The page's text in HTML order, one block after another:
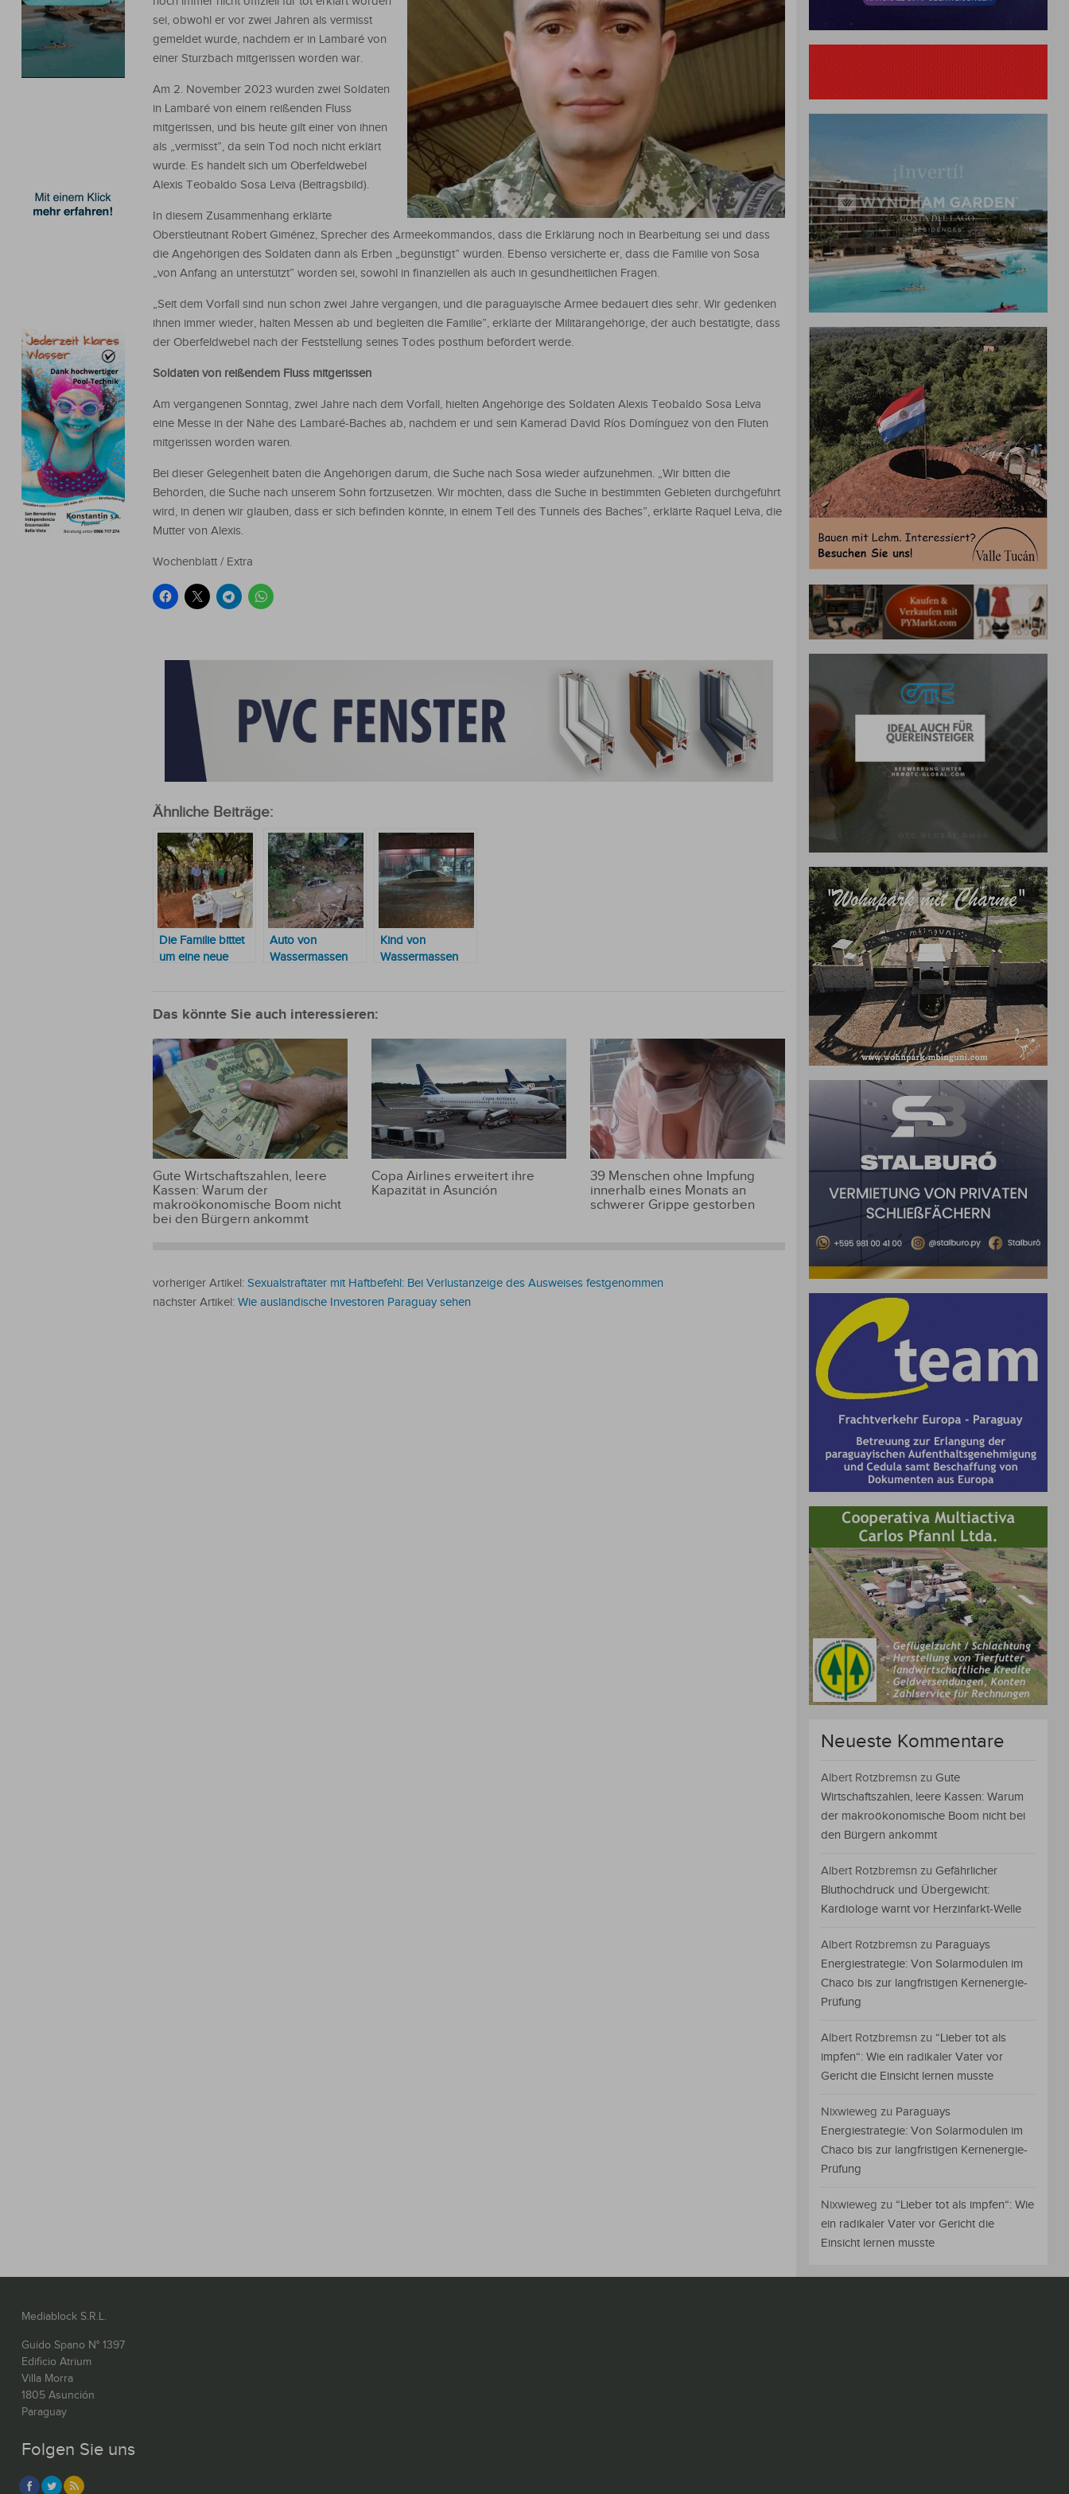
sei, obwohl er vor zwei Jahren als vermisst
gemeldet wurde, nachdem er in Lambaré von
einer Sturzbach mitgerissen worden war.
Am 2. November 2023 wurden zwei Soldaten
in Lambaré von einem reißenden Fluss
mitgerissen, und bis heute gilt einer von ihnen
als „vermisst”, da sein Tod noch nicht erklärt
wurde. Es handelt sich um Oberfeldwebel
Alexis Teobaldo Sosa Leiva (Beitragsbild).
In diesem Zusammenhang erklärte
Oberstleutnant Robert Giménez, Sprecher des Armeekommandos, dass die Erklärung noch in Bearbeitung sei und dass
die Angehörigen des Soldaten dann als Erben „begünstigt” würden. Ebenso versicherte er, dass die Familie von Sosa
„von Anfang an unterstützt” worden sei, sowohl in finanziellen als auch in gesundheitlichen Fragen.
„Seit dem Vorfall sind nun schon zwei Jahre vergangen, und die paraguayische Armee bedauert dies sehr. Wir gedenken
ihnen immer wieder, halten Messen ab und begleiten die Familie”, erklärte der Militärangehörige, der auch bestätigte, dass
der Oberfeldwebel nach der Feststellung seines Todes posthum befördert werde.
Soldaten von reißendem Fluss mitgerissen
Am vergangenen Sonntag, zwei Jahre nach dem Vorfall, hielten Angehörige des Soldaten Alexis Teobaldo Sosa Leiva
eine Messe in der Nähe des Lambaré-Baches ab, nachdem er und sein Kamerad David Ríos Domínguez von den Fluten
mitgerissen worden waren.
Bei dieser Gelegenheit baten die Angehörigen darum, die Suche nach Sosa wieder aufzunehmen. „Wir bitten die
Behörden, die Suche nach unserem Sohn fortzusetzen. Wir möchten, dass die Suche in bestimmten Gebieten durchgeführt
wird, in denen wir glauben, dass er sich befinden könnte, in einem Teil des Tunnels des Baches”, erklärte Raquel Leiva, die
Mutter von Alexis.
Wochenblatt / Extra
Ähnliche Beiträge:
Die Familie bittet
um eine neue
Soldaten, der von
Überschwemmung
in Lambaré
fortgerissen
wurde
Auto von
Wassermassen
vermisstes Kind
Kind von
Wassermassen
Das könnte Sie auch interessieren:
Gute Wirtschaftszahlen, leere
Kassen: Warum der
makroökonomische Boom nicht
bei den Bürgern ankommt
Copa Airlines erweitert ihre
Kapazität in Asunción
39 Menschen ohne Impfung
innerhalb eines Monats an
schwerer Grippe gestorben
vorheriger Artikel: Sexualstraftäter mit Haftbefehl: Bei Verlustanzeige des Ausweises festgenommen
nächster Artikel: Wie ausländische Investoren Paraguay sehen
Neueste Kommentare
Albert Rotzbremsn zu Gute
Wirtschaftszahlen, leere Kassen: Warum
der makroökonomische Boom nicht bei
den Bürgern ankommt
Albert Rotzbremsn zu Gefährlicher
Bluthochdruck und Übergewicht:
Kardiologe warnt vor Herzinfarkt-Welle
Albert Rotzbremsn zu Paraguays
Energiestrategie: Von Solarmodulen im
Chaco bis zur langfristigen Kernenergie-
Prüfung
Albert Rotzbremsn zu “Lieber tot als
impfen“: Wie ein radikaler Vater vor
Gericht die Einsicht lernen musste
Nixwieweg zu Paraguays
Energiestrategie: Von Solarmodulen im
Chaco bis zur langfristigen Kernenergie-
Prüfung
Nixwieweg zu “Lieber tot als impfen“: Wie
ein radikaler Vater vor Gericht die
Einsicht lernen musste
Mediablock S.R.L.
Guido Spano N° 1397
Edificio Atrium
Villa Morra
1805 Asunción
Paraguay
Folgen Sie uns